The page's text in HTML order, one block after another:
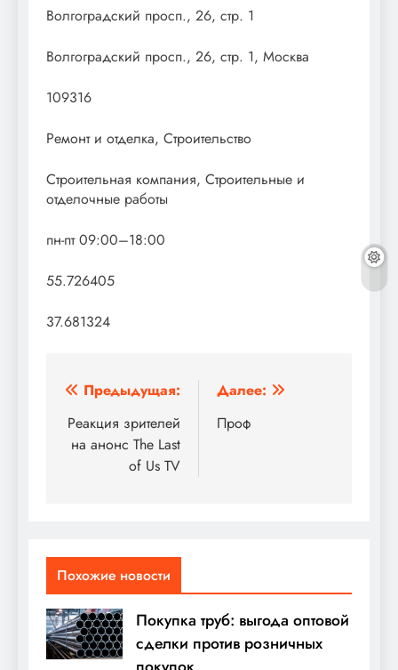
Волгоградский просп., 26, стр. 1
Волгоградский просп., 26, стр. 1, Москва
109316
Ремонт и отделка, Строительство
Строительная компания, Строительные и
отделочные работы
пн-пт 09:00–18:00
55.726405
37.681324
Навигация
по
записям
Предыдущая:
Реакция зрителей
на анонс The Last
of Us TV
Далее:
Проф
Похожие новости
Покупка труб: выгода оптовой
сделки против розничных